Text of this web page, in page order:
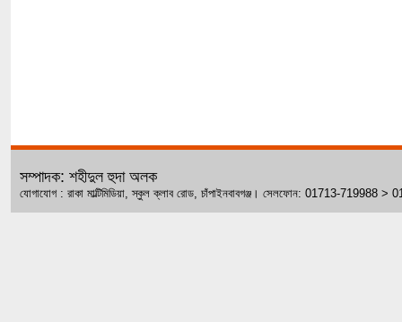
সম্পাদক: শহীদুল হুদা অলক
যোগাযোগ : রাকা মাল্টিমিডিয়া, স্কুল ক্লাব রোড, চাঁপাইনবাবগঞ্জ। সেলফোন: 01713-